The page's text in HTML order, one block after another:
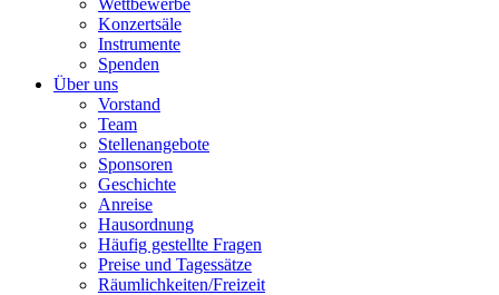
Konzertsäle
Instrumente
Spenden
Über uns
Vorstand
Team
Stellenangebote
Sponsoren
Geschichte
Anreise
Hausordnung
Häufig gestellte Fragen
Preise und Tagessätze
Räumlichkeiten/Freizeit